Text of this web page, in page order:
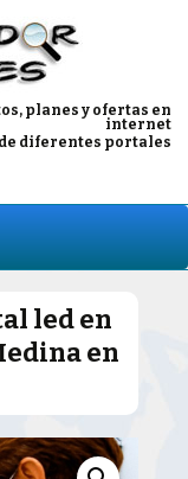
planes y ofertas en
internet
diferentes portales
led en
en